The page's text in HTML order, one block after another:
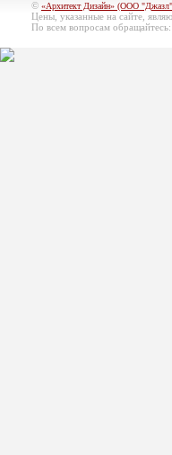
© «Архитект Дизайн» (ООО
Цены, указанные на сайте,
По всем вопросам обращайтесь: